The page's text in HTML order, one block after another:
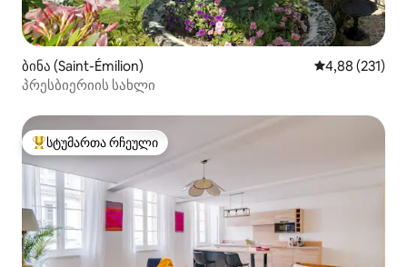
ბინა (Saint-Émilion) საშუალო
4,88 (231)
პრესბიერიის სახლი
სტუმართა რჩეული მოწინავე ვარიანტი
სტუმართა რჩეული